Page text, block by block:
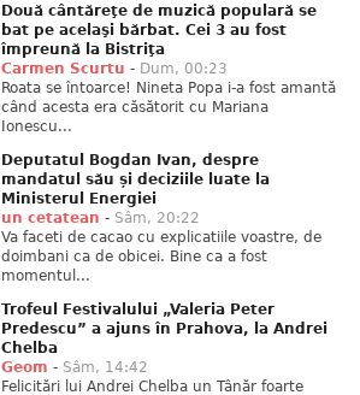
Două cântăreţe de muzică populară se
bat pe acelaşi bărbat. Cei 3 au fost
împreună la Bistriţa
Carmen Scurtu - Dum, 00:23
Roata se întoarce! Nineta Popa i-a fost amantă
când acesta era căsătorit cu Mariana
Ionescu...
Deputatul Bogdan Ivan, despre
mandatul său și deciziile luate la
Ministerul Energiei
un cetatean - Sâm, 20:22
Va faceti de cacao cu explicatiile voastre, de
doimbani ca de obicei. Bine ca a fost
momentul...
Trofeul Festivalului „Valeria Peter
Predescu” a ajuns în Prahova, la Andrei
Chelba
Geom - Sâm, 14:42
Felicitări lui Andrei Chelba un Tânăr foarte